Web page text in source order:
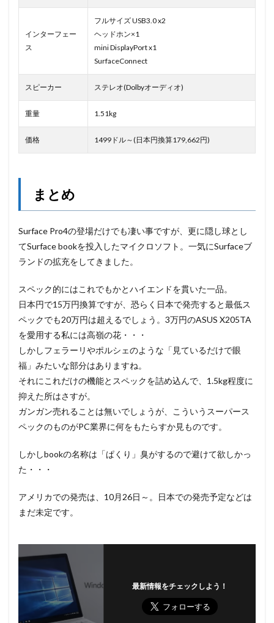
インターフェー
ス
フルサイズ USB3.0 x2
ヘッドホン×1
mini DisplayPort x1
SurfaceConnect
スピーカー ステレオ(Dolbyオーディオ)
重量 1.51kg
価格 1499ドル～(日本円換算179,662円)
まとめ
Surface Pro4の登場だけでも凄い事ですが、更に隠し球とし
てSurface bookを投入したマイクロソフト。一気にSurfaceブ
ランドの拡充をしてきました。
スペック的にはこれでもかとハイエンドを貫いた一品。
日本円で15万円換算ですが、恐らく日本で発売すると最低ス
ペックでも20万円は超えるでしょう。3万円のASUS X205TA
を愛用する私には高嶺の花・・・
しかしフェラーリやポルシェのような「見ているだけで眼
福」みたいな部分はありますね。
それにこれだけの機能とスペックを詰め込んで、1.5kg程度に
抑えた所はさすが。
ガンガン売れることは無いでしょうが、こういうスーパース
ペックのものがPC業界に何をもたらすか見ものです。
しかしbookの名称は「ぱくり」臭がするので避けて欲しかっ
た・・・
アメリカでの発売は、10月26日～。日本での発売予定などは
まだ未定です。
最新情報をチェックしよう！